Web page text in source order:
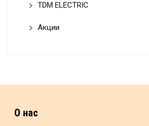
TDM ELECTRIC
Акции
О нас